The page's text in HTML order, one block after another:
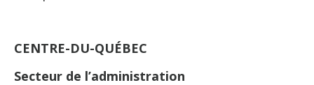
CENTRE-DU-QUÉBEC
Secteur de l’administration